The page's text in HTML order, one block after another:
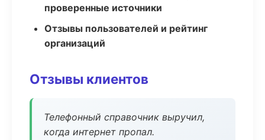
проверенные источники
Отзывы пользователей и рейтинг
организаций
Отзывы клиентов
Телефонный справочник выручил,
когда интернет пропал.